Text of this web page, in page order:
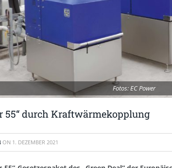
Fotos: EC Power
55“ durch Kraftwärmekopplung
ON 1. DEZEMBER 2021